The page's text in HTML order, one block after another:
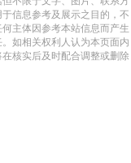
信息参考及展示之目的，不
主体因参考本站信息而产生
如相关权利人认为本页面内
核实后及时配合调整或删除